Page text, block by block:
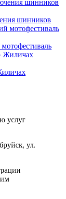
шинников
услуг
ул.